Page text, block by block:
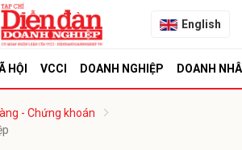
English
HỘI VCCI DOANH NGHIỆP DOANH
- Chứng khoán